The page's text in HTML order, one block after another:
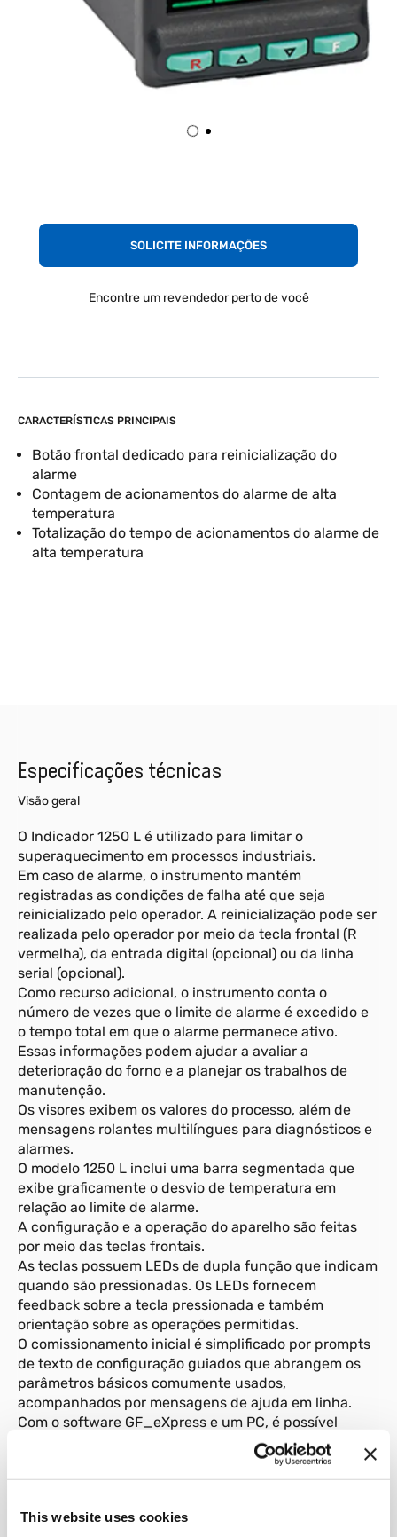
This website uses cookies
CARACTERÍSTICAS PRINCIPAIS
Botão frontal dedicado para reinicialização do
alarme
Contagem de acionamentos do alarme de alta
temperatura
Totalização do tempo de acionamentos do alarme de
alta temperatura
SOLICITE INFORMAÇÕES
Encontre um revendedor perto de você
Especificações técnicas
Visão geral
O Indicador 1250 L é utilizado para limitar o
superaquecimento em processos industriais.
Em caso de alarme, o instrumento mantém
registradas as condições de falha até que seja
reinicializado pelo operador. A reinicialização pode ser
realizada pelo operador por meio da tecla frontal (R
vermelha), da entrada digital (opcional) ou da linha
serial (opcional).
Como recurso adicional, o instrumento conta o
número de vezes que o limite de alarme é excedido e
o tempo total em que o alarme permanece ativo.
Essas informações podem ajudar a avaliar a
deterioração do forno e a planejar os trabalhos de
manutenção.
Os visores exibem os valores do processo, além de
mensagens rolantes multilíngues para diagnósticos e
alarmes.
O modelo 1250 L inclui uma barra segmentada que
exibe graficamente o desvio de temperatura em
relação ao limite de alarme.
A configuração e a operação do aparelho são feitas
por meio das teclas frontais.
As teclas possuem LEDs de dupla função que indicam
quando são pressionadas. Os LEDs fornecem
feedback sobre a tecla pressionada e também
orientação sobre as operações permitidas.
O comissionamento inicial é simplificado por prompts
de texto de configuração guiados que abrangem os
parâmetros básicos comumente usados,
acompanhados por mensagens de ajuda em linha.
Com o software GF_eXpress e um PC, é possível
programar a configuração avançada, criar receitas e
sem precisar ligar o instrumento à alimentação.
configuração necessária respondendo a algumas